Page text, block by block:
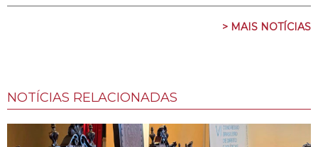
> MAIS NOTÍCIAS
NOTÍCIAS RELACIONADAS